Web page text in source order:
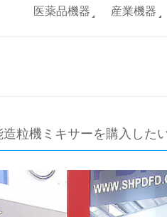
医薬品機器 産業機器
粒機ミキサーを購入した